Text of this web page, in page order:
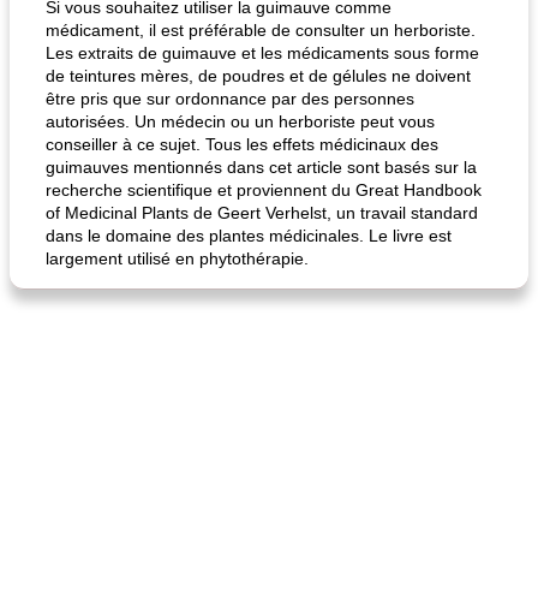
Si vous souhaitez utiliser la guimauve comme
médicament, il est préférable de consulter un herboriste.
Les extraits de guimauve et les médicaments sous forme
de teintures mères, de poudres et de gélules ne doivent
être pris que sur ordonnance par des personnes
autorisées. Un médecin ou un herboriste peut vous
conseiller à ce sujet. Tous les effets médicinaux des
guimauves mentionnés dans cet article sont basés sur la
recherche scientifique et proviennent du Great Handbook
of Medicinal Plants de Geert Verhelst, un travail standard
dans le domaine des plantes médicinales. Le livre est
largement utilisé en phytothérapie.